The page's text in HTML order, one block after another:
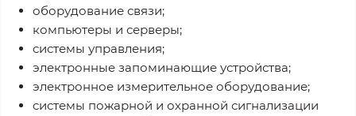
оборудование связи;
компьютеры и серверы;
системы управления;
электронные запоминающие устройства;
электронное измерительное оборудование;
системы пожарной и охранной сигнализации